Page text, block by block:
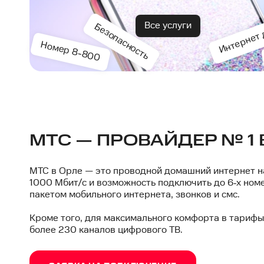
Безопасность
Номер 8-800
Все услуги
МТС — ПРОВАЙДЕР № 1
МТС в Орле — это проводной домашний интернет
1000 Мбит/с и возможность подключить до 6‑х
пакетом мобильного интернета, звонков и смс.
Кроме того, для максимального комфорта в
более 230 каналов цифрового ТВ.